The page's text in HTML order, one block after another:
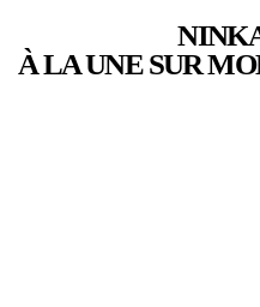
À LA UNE SUR